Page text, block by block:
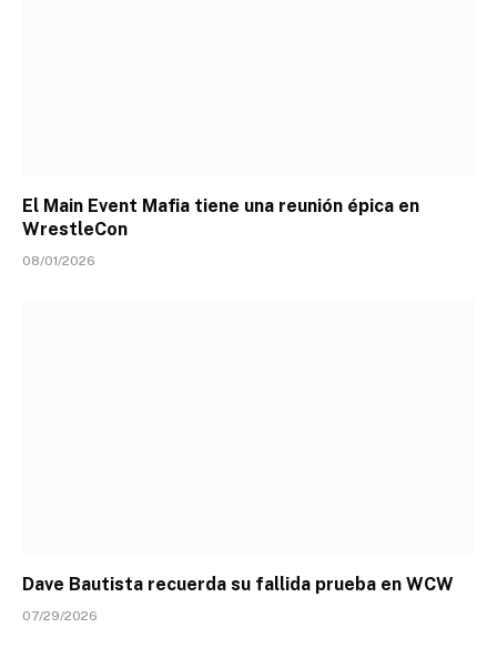
El Main Event Mafia tiene una reunión épica en
WrestleCon
08/01/2026
Dave Bautista recuerda su fallida prueba en WCW
07/29/2026